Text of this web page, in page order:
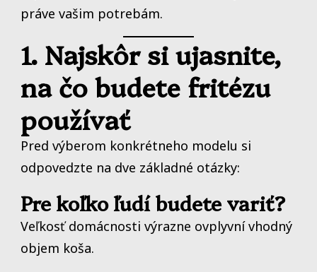
práve vašim potrebám.
1. Najskôr si ujasnite,
na čo budete fritézu
používať
Pred výberom konkrétneho modelu si
odpovedzte na dve základné otázky:
Pre koľko ľudí budete variť?
Veľkosť domácnosti výrazne ovplyvní vhodný
objem koša.